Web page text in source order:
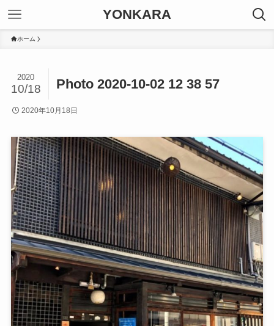
YONKARA
ホーム
Photo 2020-10-02 12 38 57
2020
10/18
2020年10月18日